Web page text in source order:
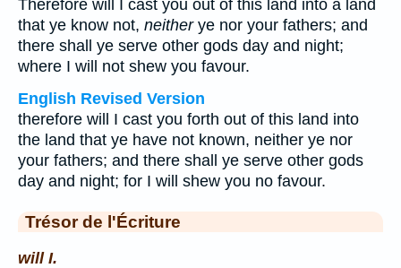
Therefore will I cast you out of this land into a land
that ye know not, neitherye nor your fathers; and
there shall ye serve other gods day and night;
where I will not shew you favour.
English Revised Version
therefore will I cast you forth out of this land into
the land that ye have not known, neither ye nor
your fathers; and there shall ye serve other gods
day and night; for I will shew you no favour.
Trésor de l'Écriture
will I.